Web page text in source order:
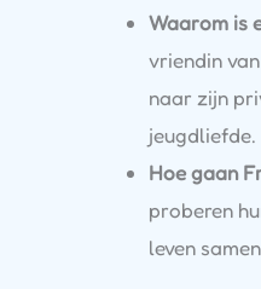
Waarom is
vriendin
naar zijn
jeugdliefde.
Hoe gaan
proberen
leven